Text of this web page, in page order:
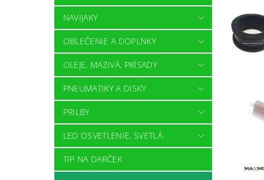
NAVIJAKY
OBLEČENIE A DOPLNKY
OLEJE, MAZIVÁ, PRÍSADY
PNEUMATIKY A DISKY
PRILBY
LED OSVETLENIE, SVETLÁ
TIP NA DARČEK